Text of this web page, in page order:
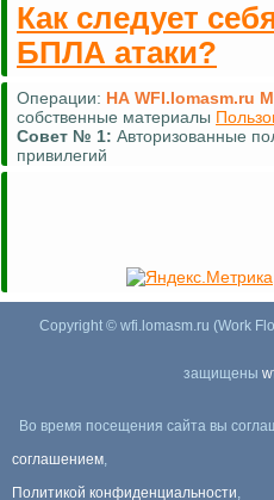
Как следует
БПЛА атаки?
Операции: НА WFI.lomasm.ru
собственные материалы
Совет № 1: Авторизованные
привилегий
Copyright © wfi.lomasm.ru (Work
защищены
Во время посещения сайта вы
соглашением,
Политикой конфиденциальности,